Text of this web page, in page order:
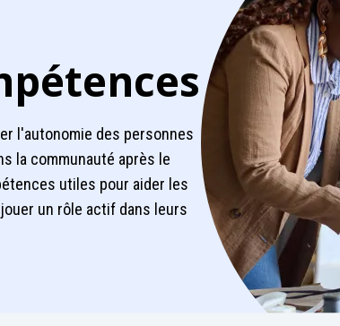
l'autonomie des personnes
la communauté après le
utiles pour aider les
un rôle actif dans leurs